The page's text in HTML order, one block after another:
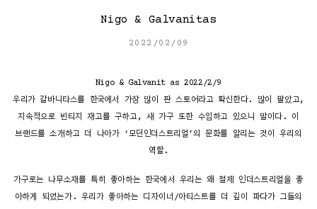
Nigo & Galvanitas
2022/02/09
Nigo & Galvanit as 2022/2/9
우리가 갈바니타스를 한국에서 가장 많이 판 스토어라고 확신한다. 많이 팔았고,
지속적으로 빈티지 재고를 구하고, 새 가구 또한 수입하고 있으니 말이다. 이
브랜드를 소개하고 더 나아가 ‘모던인더스트리얼’의 문화를 알리는 것이 우리의
역할.
가구로는 나무소재를 특히 좋아하는 한국에서 우리는 왜 철제 인더스트리얼을 좋
아하게 되었는가. 우리가 좋아하는 디자이너/아티스트를 더 깊이 파다가 그들의